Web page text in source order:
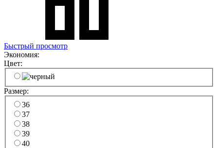
Быстрый просмотр
Экономия:
Цвет:
Размер:
36
37
38
39
40